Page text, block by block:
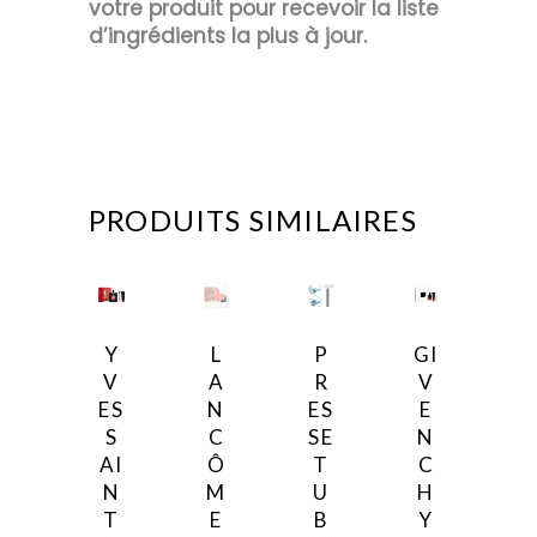
votre produit pour recevoir la liste
d’ingrédients la plus à jour.
PRODUITS SIMILAIRES
Y
V
ES
S
AI
N
T
L
A
N
C
Ô
M
E
P
R
ES
SE
T
U
B
GI
V
E
N
C
H
Y